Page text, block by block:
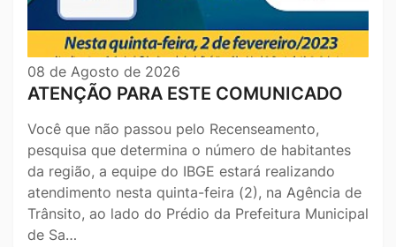
08 de Agosto de 2026
ATENÇÃO PARA ESTE COMUNICADO
Você que não passou pelo Recenseamento,
pesquisa que determina o número de habitantes
da região, a equipe do IBGE estará realizando
atendimento nesta quinta-feira (2), na Agência de
Trânsito, ao lado do Prédio da Prefeitura Municipal
de Sa…